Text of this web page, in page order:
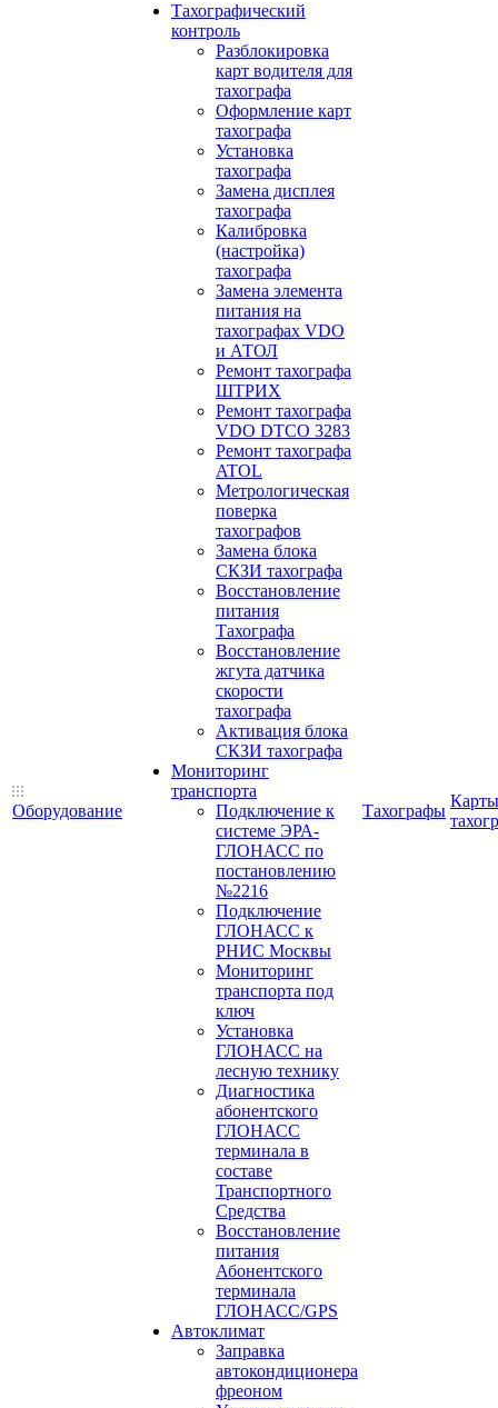
Оборудование
Тахографический
контроль
Разблокировка
карт водителя для
тахографа
Оформление карт
тахографа
Установка
тахографа
Замена дисплея
тахографа
Калибровка
(настройка)
тахографа
Замена элемента
питания на
тахографах VDO
и АТОЛ
Ремонт тахографа
ШТРИХ
Ремонт тахографа
VDO DTCO 3283
Ремонт тахографа
ATOL
Метрологическая
поверка
тахографов
Замена блока
СКЗИ тахографа
Восстановление
питания
Тахографа
Восстановление
жгута датчика
скорости
тахографа
Активация блока
СКЗИ тахографа
Мониторинг
транспорта
Подключение к
системе ЭРА-
ГЛОНАСС по
постановлению
№2216
Подключение
ГЛОНАСС к
РНИС Москвы
Мониторинг
транспорта под
ключ
Установка
ГЛОНАСС на
лесную технику
Диагностика
абонентского
ГЛОНАСС
терминала в
составе
Транспортного
Средства
Восстановление
питания
Абонентского
терминала
ГЛОНАСС/GPS
Автоклимат
Заправка
автокондиционера
фреоном
Тахографы
Карты